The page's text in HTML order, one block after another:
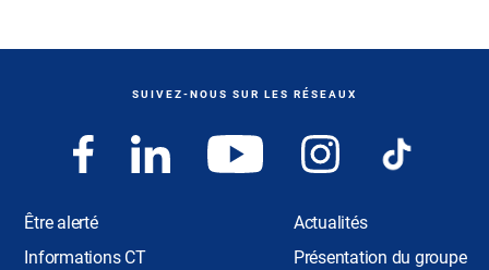
SUIVEZ-NOUS SUR LES RÉSEAUX
Être alerté
Informations CT
Actualités
Présentation du groupe